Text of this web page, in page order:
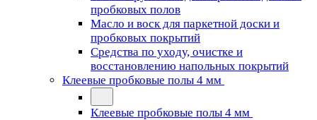
пробковых полов
Масло и воск для паркетной доски и
пробковых покрытий
Средства по уходу, очистке и
восстановлению напольных покрытий
Клеевые пробковые полы 4 мм
Клеевые пробковые полы 4 мм